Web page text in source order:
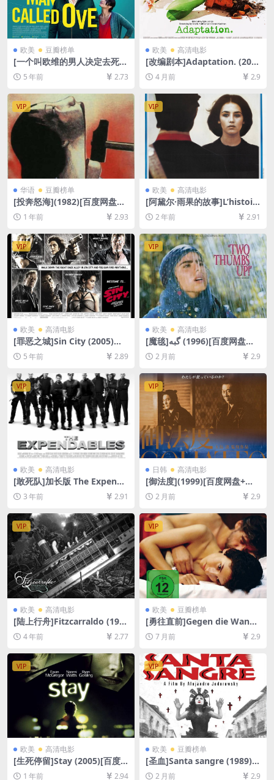
欧美 豆瓣榜单
[一个叫欧维的男人决定去死]E
n man som heter Ove (201
5)[百度网盘+迅雷云盘资源10
80P超清未删减][MP4/7.4GB]
[原声中字]
5 年前 2.73
欧美 高清电影
[改编剧本]Adaptation. (200
2)[百度网盘+夸克网盘1080P
超清未删减资源][网盘在线播
放/下载][MP4/7.7GB][中文字
幕]
4 月前 2.9
VIP
华语 豆瓣榜单
[投奔怒海](1982)[百度网盘
+夸克网盘1080P超清未删减
资源][网盘在线播放/下载][MP
1 年前 2.93
VIP
欧美 高清电影
[阿黛尔·雨果的故事]L’histoir
e d’Adèle H. (1975)[百度网盘
+夸克网盘1080P超清未删减
4/6.6GB][中英字幕]
2 年前 2.91
VIP
欧美 高清电影
[罪恶之城]Sin City (2005)加
长版[百度网盘+迅雷云盘资源
1080P超清未删减][MP4/9.1G
B][中英字幕]
5 年前 2.89
VIP
欧美 高清电影
[魔毯]گبه‎ (1996)[百度网盘
+夸克网盘1080P超清未删减
资源][网盘在线播放/下载][MP
4/5GB][中文字幕]
2 月前 2.9
VIP
欧美 高清电影
[敢死队]加长版 The Expenda
bles (2010)[百度网盘+迅雷云
盘资源1080P超清未删减][MP
4/3.7GB][中英字幕]
3 年前 2.91
VIP
日韩 高清电影
[御法度](1999)[百度网盘+夸
克网盘1080P超清未删减资源]
[网盘在线播放/下载][MP4/6.
7GB][中文字幕]
2 月前 2.9
VIP
欧美 高清电影
[陆上行舟]Fitzcarraldo (198
2)[百度网盘+迅雷云盘资源10
80P超清未删减][MP4/8GB]
4 年前 2.77
VIP
欧美 豆瓣榜单
[勇往直前]Gegen die Wand
(2004)[百度网盘+夸克网盘10
80P超清未删减资源][网盘在
字幕]
7 月前 2.9
VIP
欧美 高清电影
[生死停留]Stay (2005)[百度
网盘+夸克网盘1080P超清未
1 年前 2.94
VIP
欧美 豆瓣榜单
[圣血]Santa sangre (1989)
[百度网盘+夸克网盘1080P超
2 月前 2.9